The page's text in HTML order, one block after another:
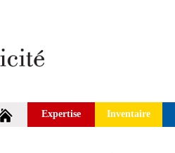
Expertise Inventaire